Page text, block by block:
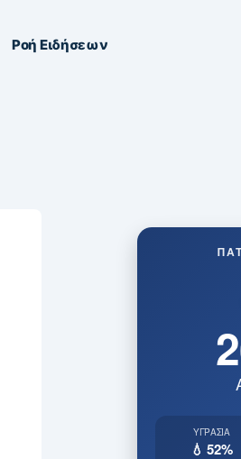
Ροή Ειδήσεων
ΥΓΡΑΣΊΑ
💧 52%